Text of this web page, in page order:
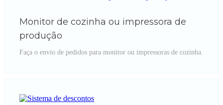
Monitor de cozinha ou impressora de
produção
Faça o envio de pedidos para monitor ou impressoras de cozinha.